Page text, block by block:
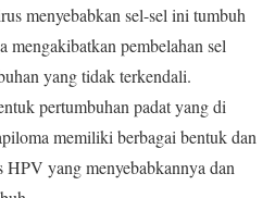
menyebabkan sel-sel ini tumbuh
mengakibatkan pembelahan sel
yang tidak terkendali.
pertumbuhan padat yang di
memiliki berbagai bentuk dan
HPV yang menyebabkannya dan